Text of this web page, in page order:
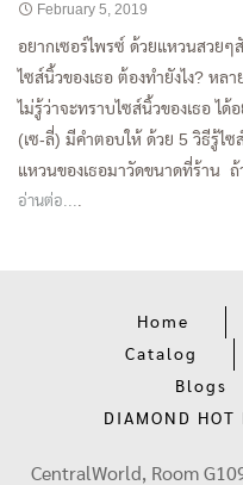
February 5, 2019
อยากเซอร์ไพรซ์ ด้วยแหวนสวยๆ
ไซส์นิ้วของเธอ ต้องทำยังไง? หล
ไม่รู้ว่าจะทราบไซส์นิ้วของเธอ ได้
(เซ-ลี่) มีคำตอบให้ ด้วย 5 วิธีรู้ไ
แหวนของเธอมาวัดขนาดที่ร้าน
อ่านต่อ....
Home
Catalog
Blogs
DIAMOND
CentralWorld, Room